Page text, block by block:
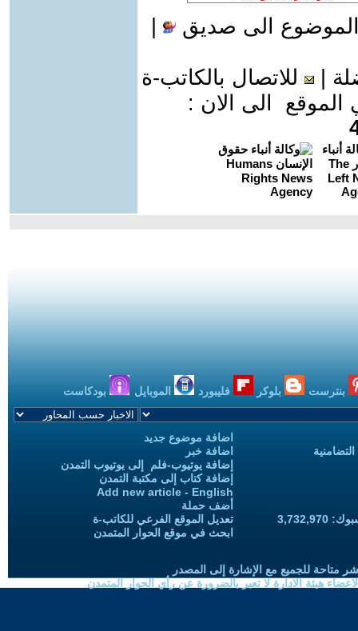
الى صديق
للاتصال بالكاتب-ة
الى الان :
بنترست بلوكر فليبورد الموبايل بودكاست
اضافة موضوع جديد
اضافة خبر
إضافة يوتيوب-فلم إلى يوتيوب التمدن
إضافة كتاب إلى مكتبة التمدن
Add new article - English
أضف حملة
تعديل الموقع الفرعي للكاتب-ة
ابحث في موقع الحوار المتمدن
متاحة للجميع مع الإشارة إلى المصدر
هيئة الادارة لا تعبر بالضرورة عن رأي الحوار المتمدن